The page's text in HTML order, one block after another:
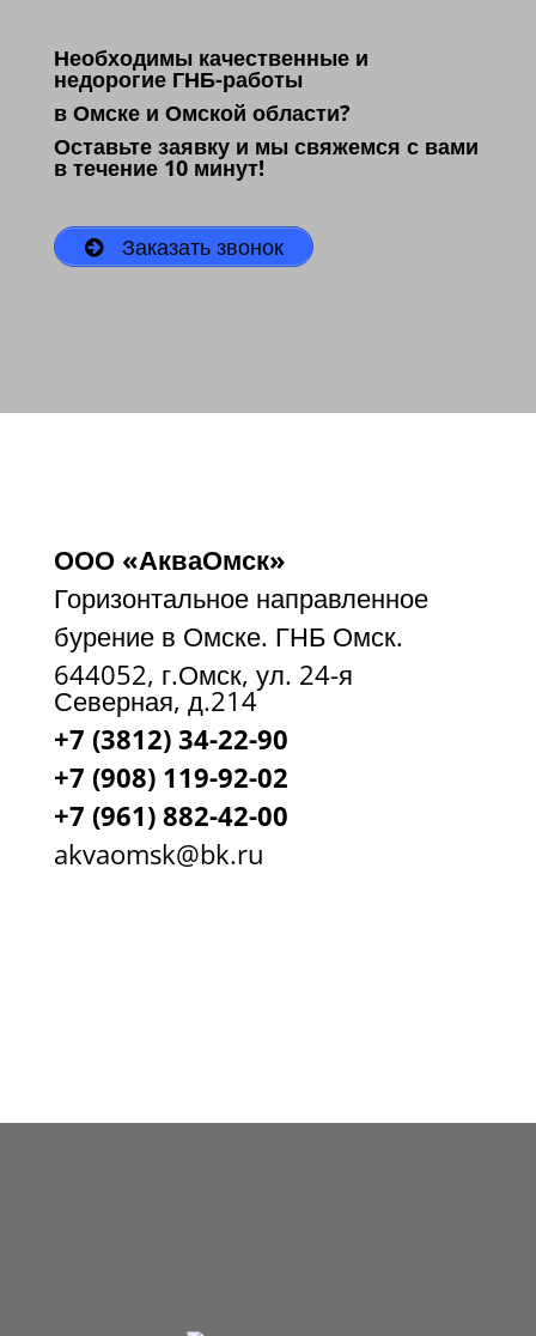
Необходимы качественные и
недорогие ГНБ-работы
в Омске и Омской области?
Оставьте заявку и мы свяжемся с вами
в течение 10 минут!
Заказать звонок
ООО «АкваОмск»
Горизонтальное направленное
бурение в Омске. ГНБ Омск.
644052, г.Омск, ул. 24-я
Северная, д.214
+7 (3812) 34-22-90
+7 (908) 119-92-02
+7 (961) 882-42-00
akvaomsk@bk.ru